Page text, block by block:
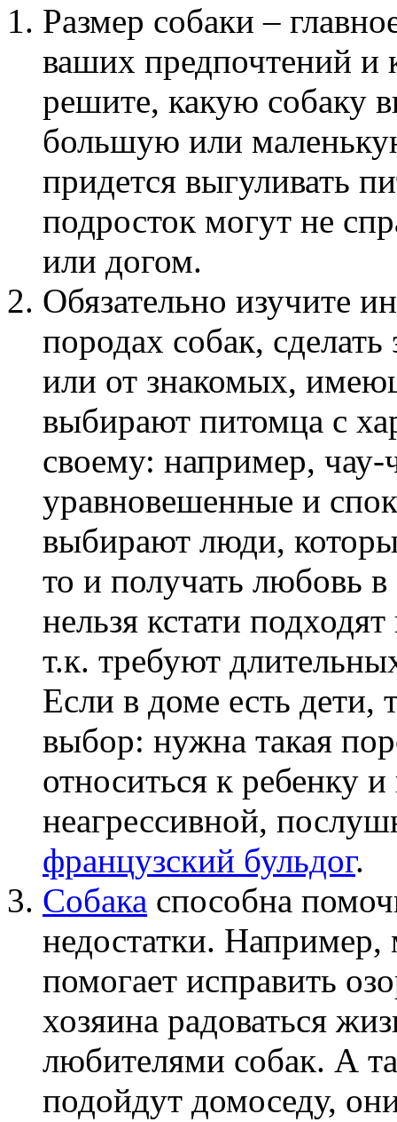
Размер собаки –
ваших предпочтений и
решите, какую собаку
большую или
придется выгуливать
подросток могут не
или догом.
Обязательно изучите
породах собак,
или от знакомых,
выбирают питомца с
своему: например,
уравновешенные и
выбирают люди,
то и получать любовь
нельзя кстати
т.к. требуют
Если в доме есть дети,
выбор: нужна такая
относиться к ребенку
неагрессивной,
французский бульдог.
Собака способна
недостатки. Например,
помогает исправить
хозяина радоваться
любителями собак. А
подойдут домоседу,